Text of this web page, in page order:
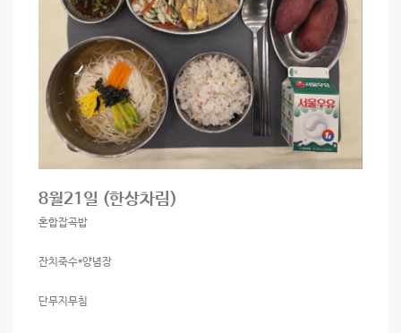
8월21일 (한상차림)
혼합잡곡밥
잔치죽수*양념장
단무지무침